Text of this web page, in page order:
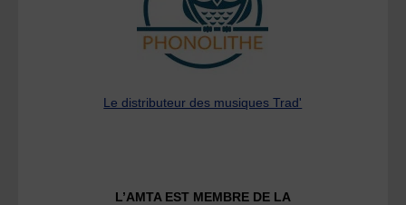
Le distributeur des musiques Trad'
L’AMTA EST MEMBRE DE LA